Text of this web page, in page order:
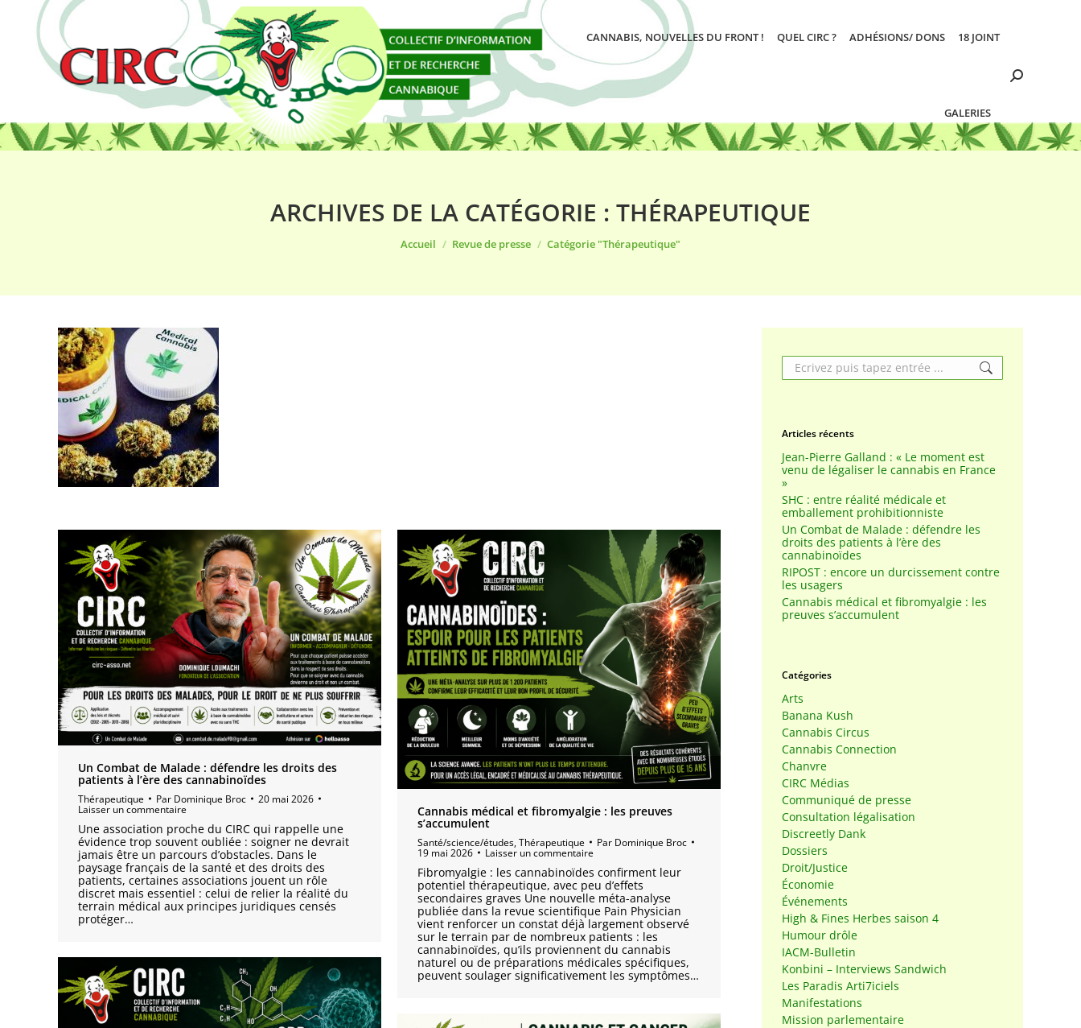
CANNABIS, NOUVELLES DU FRONT ! QUEL CIRC ? ADHÉSIONS/ DONS 18 JOINT
GALERIES
Search:
ARCHIVES DE LA CATÉGORIE : THÉRAPEUTIQUE
Accueil Revue de presse Catégorie "Thérapeutique"
Un Combat de Malade : défendre les droits des
patients à l’ère des cannabinoïdes
Thérapeutique Par Dominique Broc 20 mai 2026
Laisser un commentaire
Une association proche du CIRC qui rappelle une
évidence trop souvent oubliée : soigner ne devrait
jamais être un parcours d’obstacles. Dans le
paysage français de la santé et des droits des
patients, certaines associations jouent un rôle
discret mais essentiel : celui de relier la réalité du
terrain médical aux principes juridiques censés
protéger…
Cannabis médical et fibromyalgie : les preuves
s’accumulent
Santé/science/études,Thérapeutique Par Dominique Broc
19 mai 2026 Laisser un commentaire
Fibromyalgie : les cannabinoïdes confirment leur
potentiel thérapeutique, avec peu d’effets
secondaires graves Une nouvelle méta-analyse
publiée dans la revue scientifique Pain Physician
vient renforcer un constat déjà largement observé
sur le terrain par de nombreux patients : les
cannabinoïdes, qu’ils proviennent du cannabis
naturel ou de préparations médicales spécifiques,
peuvent soulager significativement les symptômes…
Search:
Articles récents
Jean-Pierre Galland : « Le moment est
venu de légaliser le cannabis en France
»
SHC : entre réalité médicale et
emballement prohibitionniste
Un Combat de Malade : défendre les
droits des patients à l’ère des
cannabinoïdes
RIPOST : encore un durcissement contre
les usagers
Cannabis médical et fibromyalgie : les
preuves s’accumulent
Catégories
Arts
Banana Kush
Cannabis Circus
Cannabis Connection
Chanvre
CIRC Médias
Communiqué de presse
Consultation légalisation
Discreetly Dank
Dossiers
Droit/Justice
Économie
Événements
High & Fines Herbes saison 4
Humour drôle
IACM-Bulletin
Konbini – Interviews Sandwich
Les Paradis Arti7iciels
Manifestations
Mission parlementaire